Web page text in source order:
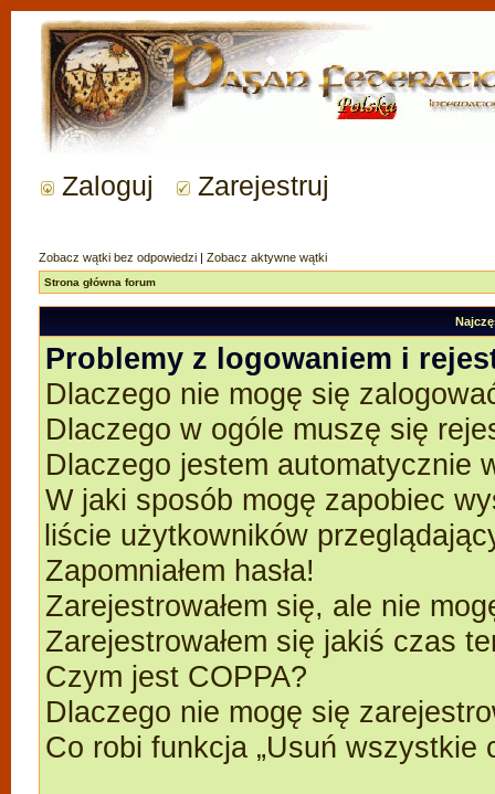
Zaloguj Zarejestruj
Zobacz wątki bez odpowiedzi | Zobacz aktywne wątki
Strona główna forum
Problemy z logowaniem i
Dlaczego nie mogę się
Dlaczego w ogóle muszę się
Dlaczego jestem automatycznie
W jaki sposób mogę zapobiec
liście użytkowników
Zapomniałem hasła!
Zarejestrowałem się, ale nie
Zarejestrowałem się jakiś czas
Czym jest COPPA?
Dlaczego nie mogę się
Co robi funkcja „Usuń wszystkie